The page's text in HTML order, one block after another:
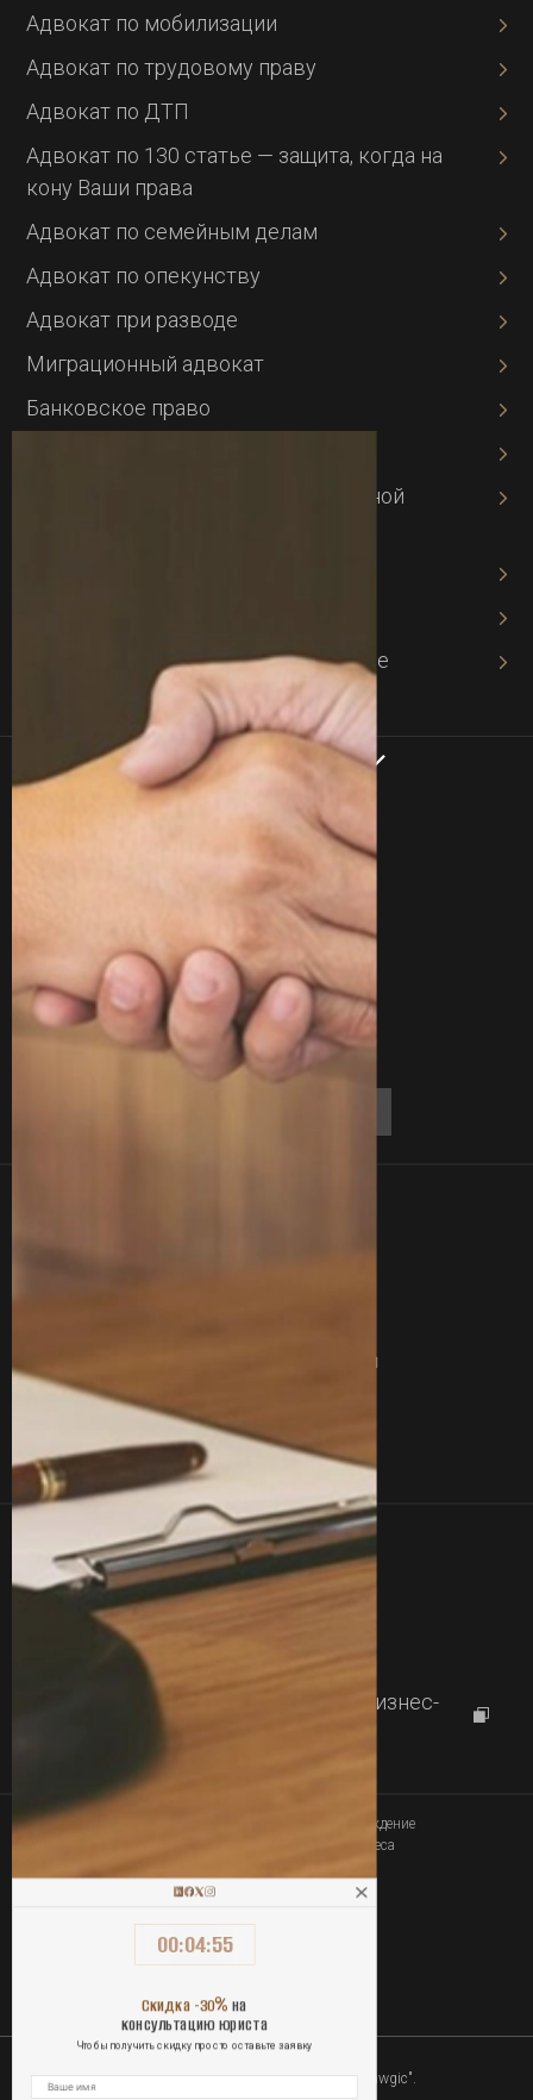
Адвокат по мобилизации
Адвокат по трудовому праву
Адвокат по ДТП
Адвокат по 130 статье — защита, когда на
кону Ваши права
Адвокат по семейным делам
Адвокат по опекунству
Адвокат при разводе
Миграционный адвокат
Банковское право
Адвокат по защите интеллектуальной
Адвокат в хозяйственном процессе
Вопросы
Сертификаты
Команда Кейсы
Контакты
г.Харьков, проспект Науки 46, Бизнес-
центр "Diamond City"
Работаем с
+380 77 357 00 00
+380 63 357 00 00
Юридическое сопровождение
покупки-продажи бизнеса
ОПЛАТА УСЛУГ ОНЛАЙН
2010-2026 Юридическая компания "Lawgic".
Все права защищены.
00:04:55
Скидка -30% на
консультацию юриста
Чтобы получить скидку просто оставьте заявку